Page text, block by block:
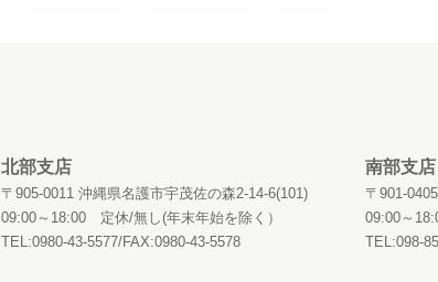
北部支店
〒905-0011 沖縄県名護市宇茂佐の森2-14-6(101)
09:00～18:00 定休/無し(年末年始を除く）
TEL:0980-43-5577/FAX:0980-43-5578
南部支店
〒901-
09:00～
TEL:098-